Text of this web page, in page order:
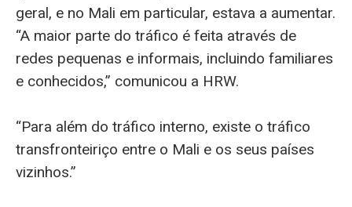
geral, e no Mali em particular, estava a aumentar.
“A maior parte do tráfico é feita através de
redes pequenas e informais, incluindo familiares
e conhecidos,” comunicou a HRW.
“Para além do tráfico interno, existe o tráfico
transfronteiriço entre o Mali e os seus países
vizinhos.”